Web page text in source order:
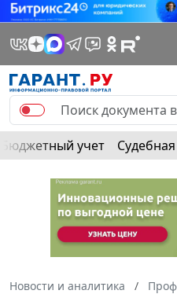
Бюджетный учет
Новости и аналитика